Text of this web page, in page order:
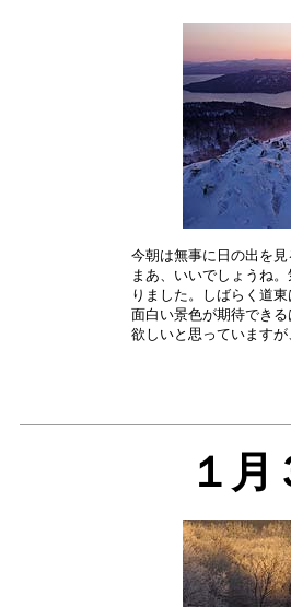
今朝は無事に日の出を
まあ、いいでしょうね
りました。しばらく道
面白い景色が期待でき
１